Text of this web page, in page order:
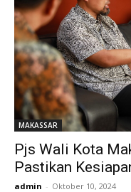
MAKASSAR
Pjs Wali Kota
Pastikan
admin - Oktober 10, 2024